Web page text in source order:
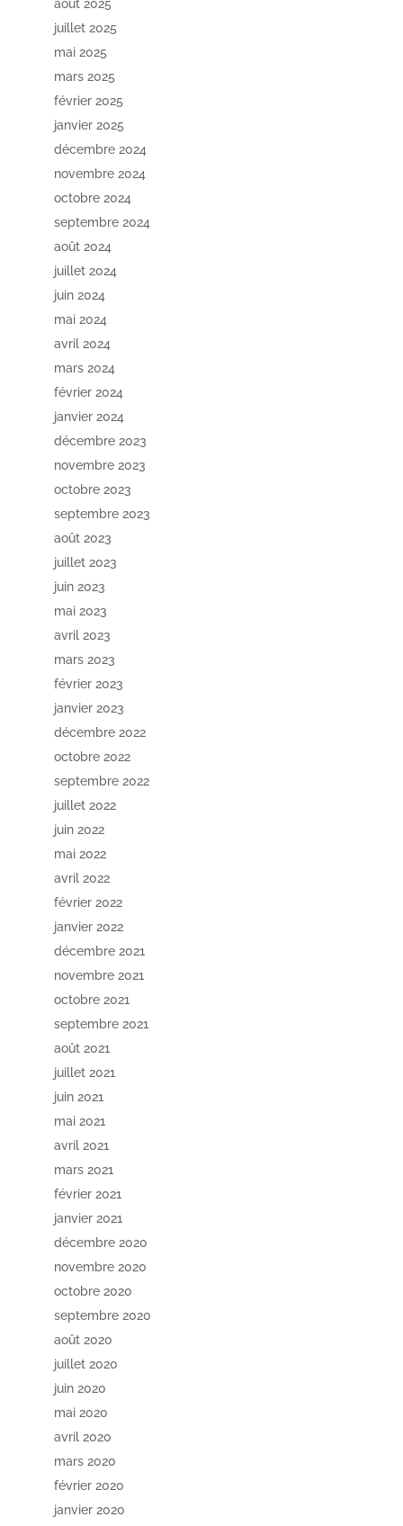
août 2025
juillet 2025
mai 2025
mars 2025
février 2025
janvier 2025
décembre 2024
novembre 2024
octobre 2024
septembre 2024
août 2024
juillet 2024
juin 2024
mai 2024
avril 2024
mars 2024
février 2024
janvier 2024
décembre 2023
novembre 2023
octobre 2023
septembre 2023
août 2023
juillet 2023
juin 2023
mai 2023
avril 2023
mars 2023
février 2023
janvier 2023
décembre 2022
octobre 2022
septembre 2022
juillet 2022
juin 2022
mai 2022
avril 2022
février 2022
janvier 2022
décembre 2021
novembre 2021
octobre 2021
septembre 2021
août 2021
juillet 2021
juin 2021
mai 2021
avril 2021
mars 2021
février 2021
janvier 2021
décembre 2020
novembre 2020
octobre 2020
septembre 2020
août 2020
juillet 2020
juin 2020
mai 2020
avril 2020
mars 2020
février 2020
janvier 2020